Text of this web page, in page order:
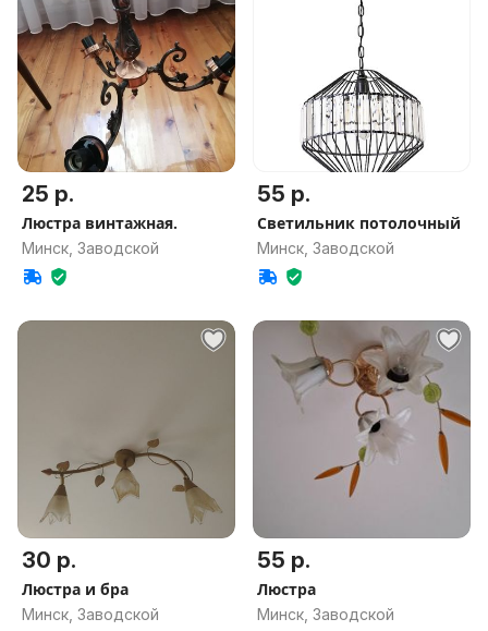
25 р.
Люстра винтажная.
Минск, Заводской
55 р.
Светильник потолочный
Минск, Заводской
30 р.
Люстра и бра
Минск, Заводской
55 р.
Люстра
Минск, Заводской